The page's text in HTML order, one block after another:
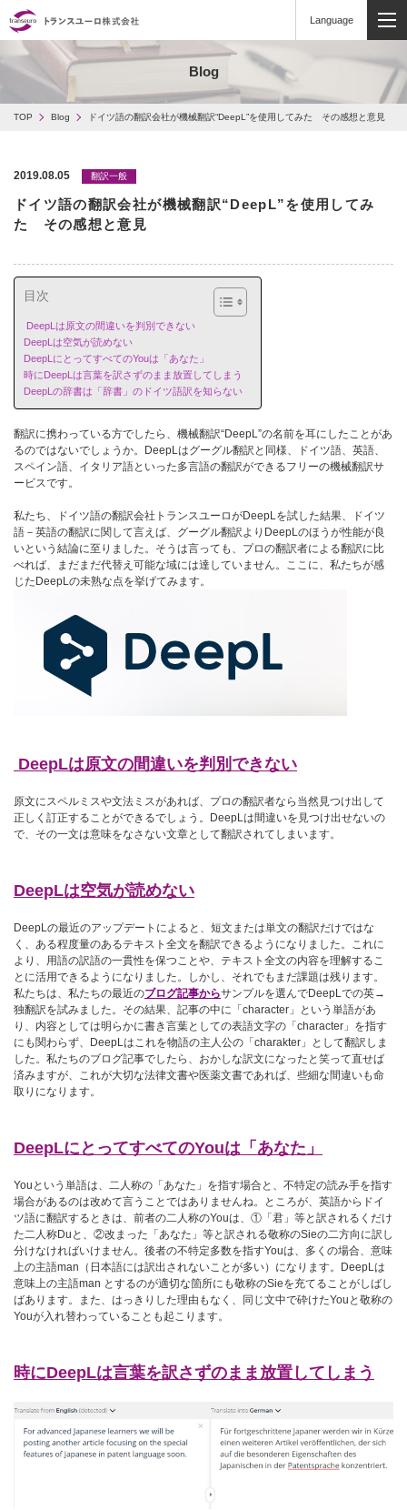
Language
Blog
TOP Blog ドイツ語の翻訳会社が機械翻訳“DeepL”を使用してみた その感想と意見
2019.08.05 翻訳一般
ドイツ語の翻訳会社が機械翻訳“DeepL”を使用してみ
た その感想と意見
目次
DeepLは原文の間違いを判別できない
DeepLは空気が読めない
DeepLにとってすべてのYouは「あなた」
時にDeepLは言葉を訳さずのまま放置してしまう
DeepLの辞書は「辞書」のドイツ語訳を知らない
翻訳に携わっている方でしたら、機械翻訳“DeepL”の名前を耳にしたことがあ
るのではないでしょうか。DeepLはグーグル翻訳と同様、ドイツ語、英語、
スペイン語、イタリア語といった多言語の翻訳ができるフリーの機械翻訳サ
ービスです。
私たち、ドイツ語の翻訳会社トランスユーロがDeepLを試した結果、ドイツ
語－英語の翻訳に関して言えば、グーグル翻訳よりDeepLのほうが性能が良
いという結論に至りました。そうは言っても、プロの翻訳者による翻訳に比
べれば、まだまだ代替え可能な域には達していません。ここに、私たちが感
じたDeepLの未熟な点を挙げてみます。
DeepLは原文の間違いを判別できない
原文にスペルミスや文法ミスがあれば、プロの翻訳者なら当然見つけ出して
正しく訂正することができるでしょう。DeepLは間違いを見つけ出せないの
で、その一文は意味をなさない文章として翻訳されてしまいます。
DeepLは空気が読めない
DeepLの最近のアップデートによると、短文または単文の翻訳だけではな
く、ある程度量のあるテキスト全文を翻訳できるようになりました。これに
より、用語の訳語の一貫性を保つことや、テキスト全文の内容を理解するこ
とに活用できるようになりました。しかし、それでもまだ課題は残ります。
私たちは、私たちの最近のブログ記事からサンプルを選んでDeepLでの英→
独翻訳を試みました。その結果、記事の中に「character」という単語があ
り、内容としては明らかに書き言葉としての表語文字の「character」を指す
にも関わらず、DeepLはこれを物語の主人公の「charakter」として翻訳しま
した。私たちのブログ記事でしたら、おかしな訳文になったと笑って直せば
済みますが、これが大切な法律文書や医薬文書であれば、些細な間違いも命
取りになります。
DeepLにとってすべてのYouは「あなた」
Youという単語は、二人称の「あなた」を指す場合と、不特定の読み手を指す
場合があるのは改めて言うことではありませんね。ところが、英語からドイ
ツ語に翻訳するときは、前者の二人称のYouは、①「君」等と訳されるくだけ
た二人称Duと、②改まった「あなた」等と訳される敬称のSieの二方向に訳し
分けなければいけません。後者の不特定多数を指すYouは、多くの場合、意味
上の主語man（日本語には訳出されないことが多い）になります。DeepLは
意味上の主語man とするのが適切な箇所にも敬称のSieを充てることがしばし
ばあります。また、はっきりした理由もなく、同じ文中で砕けたYouと敬称の
Youが入れ替わっていることも起こります。
時にDeepLは言葉を訳さずのまま放置してしまう